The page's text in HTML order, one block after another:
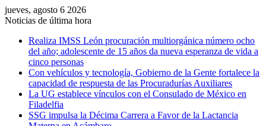
jueves, agosto 6 2026
Noticias de última hora
Realiza IMSS León procuración multiorgánica número ocho
del año; adolescente de 15 años da nueva esperanza de vida a
cinco personas
Con vehículos y tecnología, Gobierno de la Gente fortalece la
capacidad de respuesta de las Procuradurías Auxiliares
La UG establece vínculos con el Consulado de México en
Filadelfia
SSG impulsa la Décima Carrera a Favor de la Lactancia